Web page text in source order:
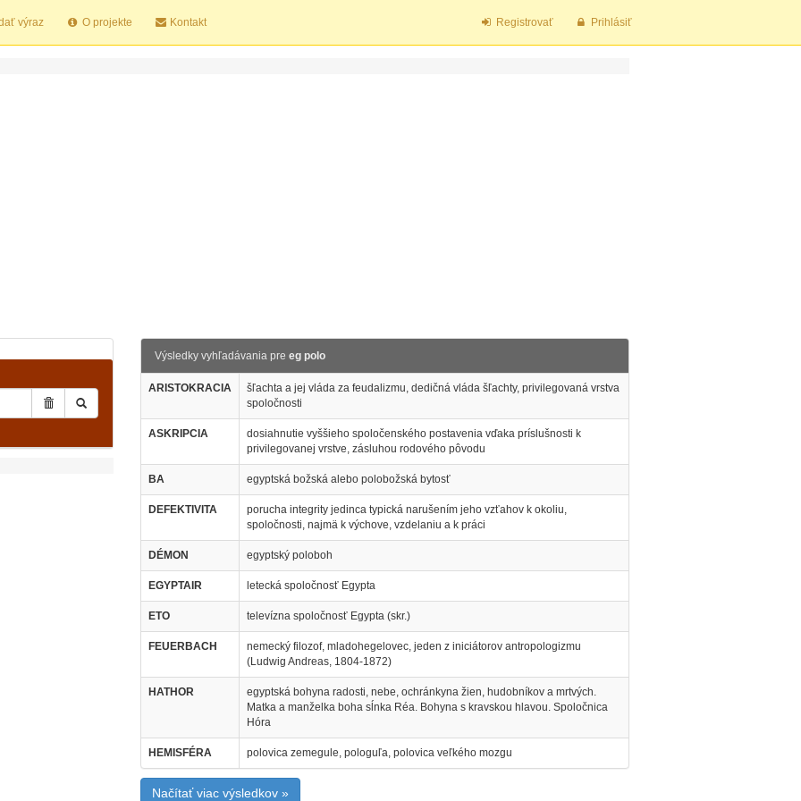
výraz O projekte Kontakt Registrovať Prihlásiť
Výsledky vyhľadávania pre eg polo
ARISTOKRACIA
šľachta a jej vláda za feudalizmu, dedičná vláda šľachty, privilegovaná vrstva
spoločnosti
ASKRIPCIA
dosiahnutie vyššieho spoločenského postavenia vďaka príslušnosti k
privilegovanej vrstve, zásluhou rodového pôvodu
BA egyptská božská alebo polobožská bytosť
DEFEKTIVITA
porucha integrity jedinca typická narušením jeho vzťahov k okoliu,
spoločnosti, najmä k výchove, vzdelaniu a k práci
DÉMON egyptský poloboh
EGYPTAIR letecká spoločnosť Egypta
ETO televízna spoločnosť Egypta (skr.)
FEUERBACH
nemecký filozof, mladohegelovec, jeden z iniciátorov antropologizmu
(Ludwig Andreas, 1804-1872)
HATHOR
egyptská bohyna radosti, nebe, ochránkyna žien, hudobníkov a mrtvých.
Matka a manželka boha sĺnka Réa. Bohyna s kravskou hlavou. Spoločnica
Hóra
HEMISFÉRA polovica zemegule, pologuľa, polovica veľkého mozgu
Načítať viac výsledkov »